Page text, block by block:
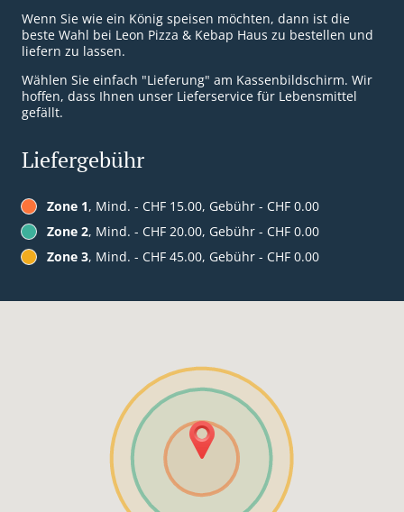
Wenn Sie wie ein König speisen möchten, dann ist die
beste Wahl bei Leon Pizza & Kebap Haus zu bestellen und
liefern zu lassen.
Wählen Sie einfach "Lieferung" am Kassenbildschirm. Wir
hoffen, dass Ihnen unser Lieferservice für Lebensmittel
gefällt.
Liefergebühr
Zone 1, Mind. - CHF 15.00, Gebühr - CHF 0.00
Zone 2, Mind. - CHF 20.00, Gebühr - CHF 0.00
Zone 3, Mind. - CHF 45.00, Gebühr - CHF 0.00